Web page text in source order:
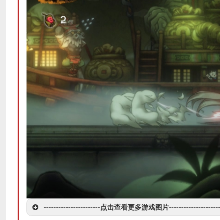
-----------------------点击查看更多游戏图片